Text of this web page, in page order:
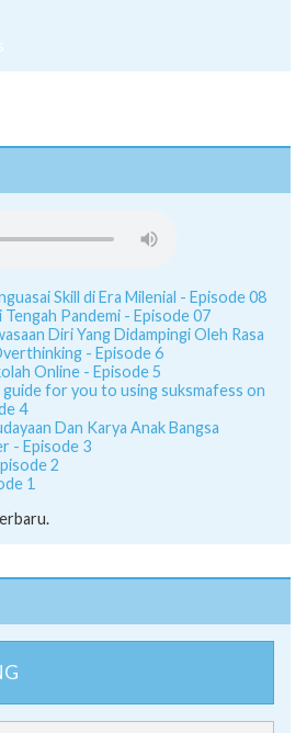
Skill di Era Milenial - Episode 08
Tengah Pandemi - Episode 07
Diri Yang Didampingi Oleh Rasa
- Episode 6
Online - Episode 5
for you to using suksmafess on
4
Dan Karya Anak Bangsa
- Episode 3
2
1